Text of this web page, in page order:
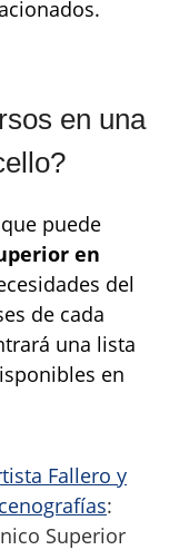
en una
puede
en
del
de cada
una lista
en
Fallero y
:
Superior